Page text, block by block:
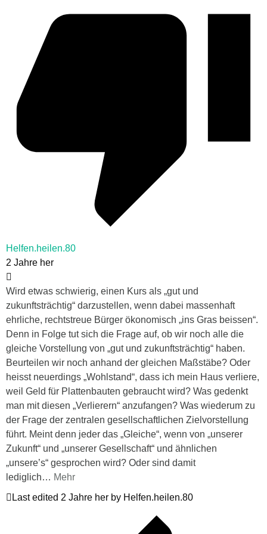
Helfen.heilen.80
2 Jahre her
Wird etwas schwierig, einen Kurs als „gut und
zukunftsträchtig“ darzustellen, wenn dabei massenhaft
ehrliche, rechtstreue Bürger ökonomisch „ins Gras beissen“.
Denn in Folge tut sich die Frage auf, ob wir noch alle die
gleiche Vorstellung von „gut und zukunftsträchtig“ haben.
Beurteilen wir noch anhand der gleichen Maßstäbe? Oder
heisst neuerdings „Wohlstand“, dass ich mein Haus verliere,
weil Geld für Plattenbauten gebraucht wird? Was gedenkt
man mit diesen „Verlierern“ anzufangen? Was wiederum zu
der Frage der zentralen gesellschaftlichen Zielvorstellung
führt. Meint denn jeder das „Gleiche“, wenn von „unserer
Zukunft“ und „unserer Gesellschaft“ und ähnlichen
„unsere’s“ gesprochen wird? Oder sind damit
lediglich… Mehr
Last edited 2 Jahre her by Helfen.heilen.80